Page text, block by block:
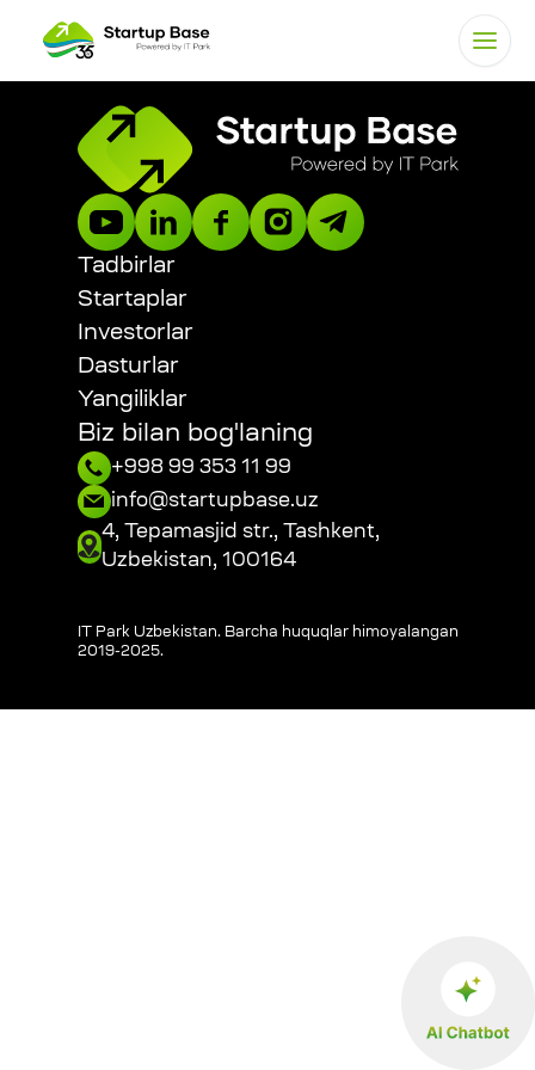
Tadbirlar
Startaplar
Investorlar
Dasturlar
Yangiliklar
Biz bilan bog'laning
+998 99 353 11 99
info@startupbase.uz
4, Tepamasjid str., Tashkent,
Uzbekistan, 100164
IT Park Uzbekistan. Barcha huquqlar himoyalangan
2019-2025.